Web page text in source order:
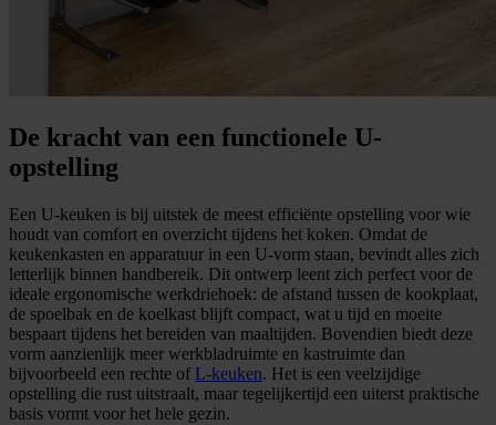
De kracht van een functionele U-
opstelling
Een U-keuken is bij uitstek de meest efficiënte opstelling voor wie
houdt van comfort en overzicht tijdens het koken. Omdat de
keukenkasten en apparatuur in een U-vorm staan, bevindt alles zich
letterlijk binnen handbereik. Dit ontwerp leent zich perfect voor de
ideale ergonomische werkdriehoek: de afstand tussen de kookplaat,
de spoelbak en de koelkast blijft compact, wat u tijd en moeite
bespaart tijdens het bereiden van maaltijden. Bovendien biedt deze
vorm aanzienlijk meer werkbladruimte en kastruimte dan
bijvoorbeeld een rechte of L-keuken. Het is een veelzijdige
opstelling die rust uitstraalt, maar tegelijkertijd een uiterst praktische
basis vormt voor het hele gezin.